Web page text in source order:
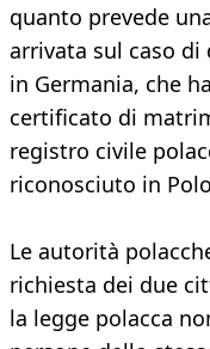
quanto prevede
arrivata sul caso
in Germania, che
certificato di
registro civile
riconosciuto in
Le autorità
richiesta dei due
la legge polacca